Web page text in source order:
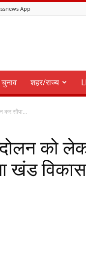
App
चुनाव शहर/राज्य
कर सौंपा...
को
खंड विकास